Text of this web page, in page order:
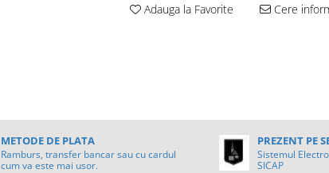
Adauga la Favorite Cere
METODE DE PLATA
Ramburs, transfer bancar sau cu cardul
cum va este mai usor.
PREZENT PE
Sistemul
SICAP